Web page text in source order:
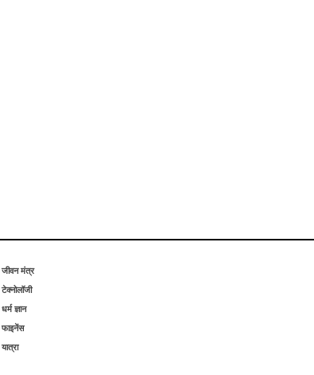
जीवन मंत्र
टेक्नोलॉजी
धर्म ज्ञान
फाइनेंस
यात्रा